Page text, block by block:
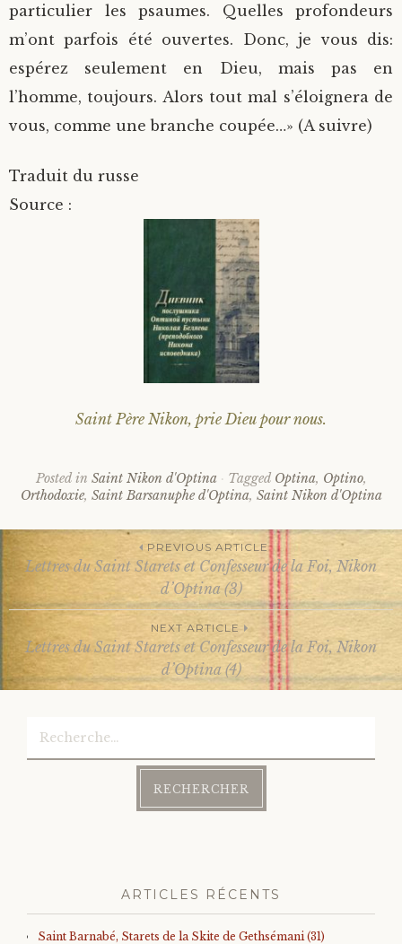
particulier les psaumes. Quelles profondeurs
m’ont parfois été ouvertes. Donc, je vous dis:
espérez seulement en Dieu, mais pas en
l’homme, toujours. Alors tout mal s’éloignera de
vous, comme une branche coupée…» (A suivre)
Traduit du russe
Source :
Saint Père Nikon, prie Dieu pour nous.
Posted in Saint Nikon d'Optina Tagged Optina, Optino,
Orthodoxie, Saint Barsanuphe d'Optina, Saint Nikon d'Optina
Post
navigation
PREVIOUS ARTICLE
Lettres du Saint Starets et Confesseur de la Foi, Nikon
d’Optina (3)
NEXT ARTICLE
Lettres du Saint Starets et Confesseur de la Foi, Nikon
d’Optina (4)
ARTICLES RÉCENTS
Saint Barnabé, Starets de la Skite de Gethsémani (31)